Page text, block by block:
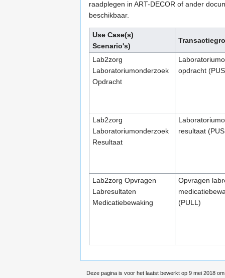
raadplegen in ART-DECOR of ander
beschikbaar.
Use Case(s)
Scenario's)
Lab2zorg
Laboratoriumonderzoek
Opdracht
opdracht
Lab2zorg
Laboratoriumonderzoek
Resultaat
resultaat
Lab2zorg Opvragen
Labresultaten
Medicatiebewaking
Opvragen
(PULL)
Deze pagina is voor het laatst bewerkt op 9 mei 2018